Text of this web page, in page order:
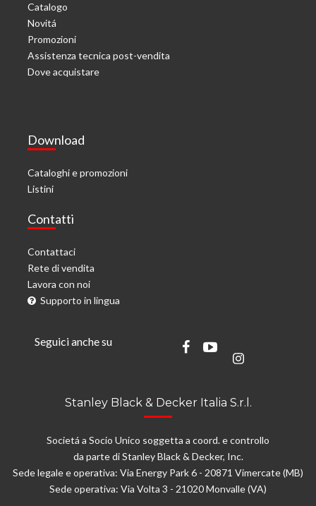
Catalogo
Novitá
Promozioni
Assistenza tecnica post-vendita
Dove acquistare
Download
Cataloghi e promozioni
Listini
Contatti
Contattaci
Rete di vendita
Lavora con noi
Supporto in lingua
Seguici anche su
Stanley Black & Decker Italia S.r.l.
Societá a Socio Unico soggetta a coord. e controllo
da parte di Stanley Black & Decker, Inc.
Sede legale e operativa: Via Energy Park 6 - 20871 Vimercate (MB)
Sede operativa: Via Volta 3 - 21020 Monvalle (VA)